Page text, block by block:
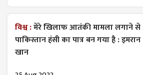
विश्व :मेरे खिलाफ आतंकी मामला लगाने से
पाकिस्तान हंसी का पात्र बन गया है : इमरान
खान